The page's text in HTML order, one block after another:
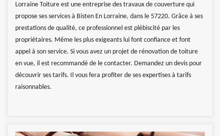
Lorraine Toiture est une entreprise des travaux de couverture qui
propose ses services à Bisten En Lorraine, dans le 57220. Grâce à ses
prestations de qualité, ce professionnel est plébiscité par les
propriétaires. Même les plus exigeants lui font confiance et font
appel à son service. Si vous avez un projet de rénovation de toiture
en vue, il est recommandé de le contacter. Demandez un devis pour
découvrir ses tarifs. Il vous fera profiter de ses expertises à tarifs
raisonnables.